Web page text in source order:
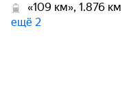
«109 км», 1.876 км
ещё 2